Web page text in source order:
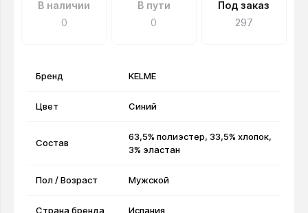
В наличии
0
В пути
0
Под заказ
297
Бренд KELME
Цвет Синий
Состав
63,5% полиэстер, 33,5% хлопок,
3% эластан
Пол / Возраст Мужской
Страна бренда Испания